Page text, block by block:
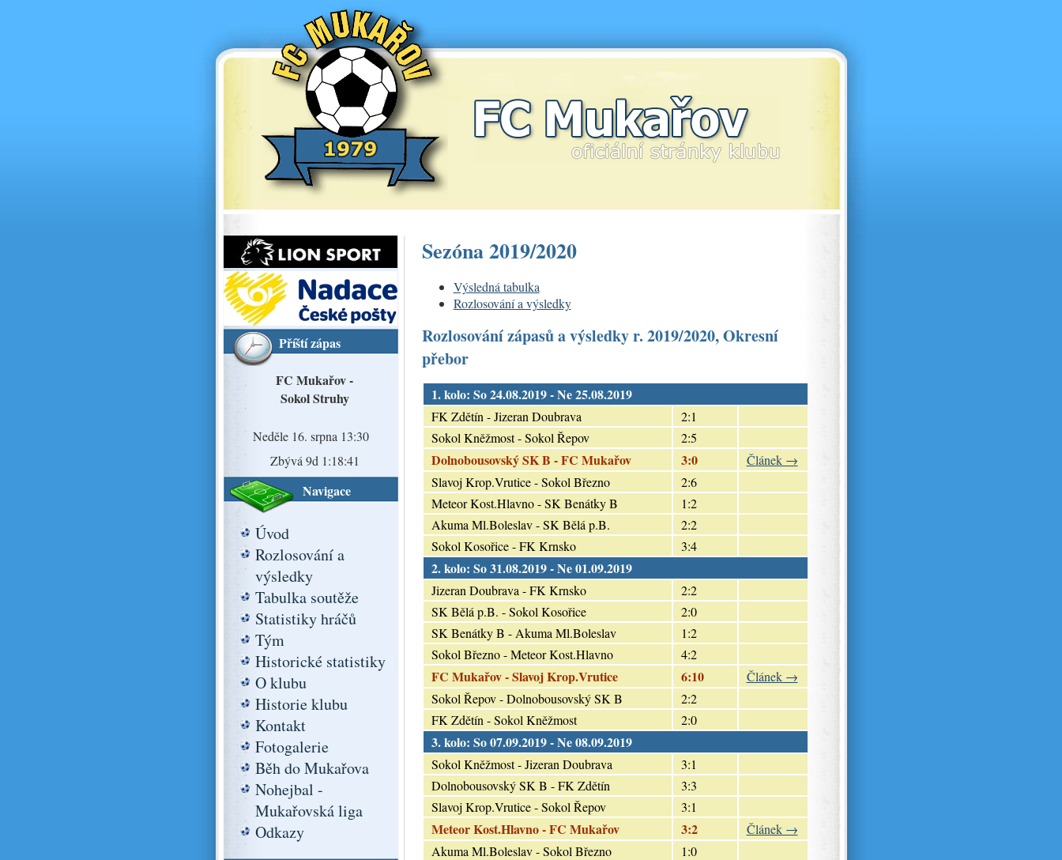
FC Mukařov
Příští zápas
FC Mukařov -
Sokol Struhy
Neděle 16. srpna 13:30
Zbývá 9d 1:18:40
Navigace
Úvod
Rozlosování a
výsledky
Tabulka soutěže
Statistiky hráčů
Tým
Historické statistiky
O klubu
Historie klubu
Kontakt
Fotogalerie
Běh do Mukařova
Nohejbal -
Mukařovská liga
Odkazy
Sezóna 2019/2020
Výsledná tabulka
Rozlosování a výsledky
Rozlosování zápasů a výsledky r. 2019/2020, Okresní
přebor
1. kolo: So 24.08.2019 - Ne 25.08.2019
FK Zdětín - Jizeran Doubrava
2:1
Sokol Kněžmost - Sokol Řepov
2:5
Dolnobousovský SK B - FC Mukařov 3:0
Článek →
Slavoj Krop.Vrutice - Sokol Březno
2:6
Meteor Kost.Hlavno - SK Benátky B
1:2
Akuma Ml.Boleslav - SK Bělá p.B.
2:2
Sokol Kosořice - FK Krnsko
3:4
2. kolo: So 31.08.2019 - Ne 01.09.2019
Jizeran Doubrava - FK Krnsko
2:2
SK Bělá p.B. - Sokol Kosořice
2:0
SK Benátky B - Akuma Ml.Boleslav
1:2
Sokol Březno - Meteor Kost.Hlavno
4:2
FC Mukařov - Slavoj Krop.Vrutice 6:10
Článek →
Sokol Řepov - Dolnobousovský SK B
2:2
FK Zdětín - Sokol Kněžmost
2:0
3. kolo: So 07.09.2019 - Ne 08.09.2019
Sokol Kněžmost - Jizeran Doubrava
3:1
Dolnobousovský SK B - FK Zdětín
3:3
Slavoj Krop.Vrutice - Sokol Řepov
3:1
Meteor Kost.Hlavno - FC Mukařov 3:2
Článek →
Akuma Ml.Boleslav - Sokol Březno
1:0